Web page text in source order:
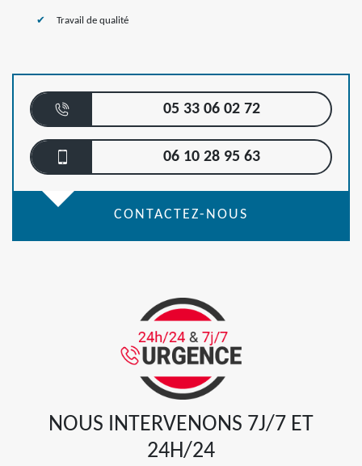
Travail de qualité
05 33 06 02 72
06 10 28 95 63
CONTACTEZ-NOUS
NOUS INTERVENONS 7J/7 ET
24H/24